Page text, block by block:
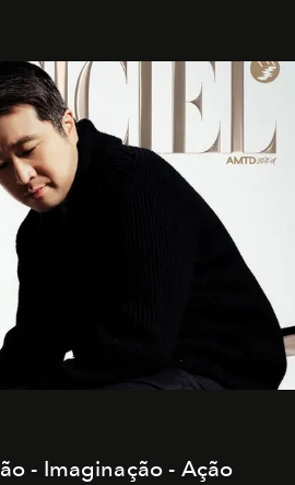
- Imaginação - Ação